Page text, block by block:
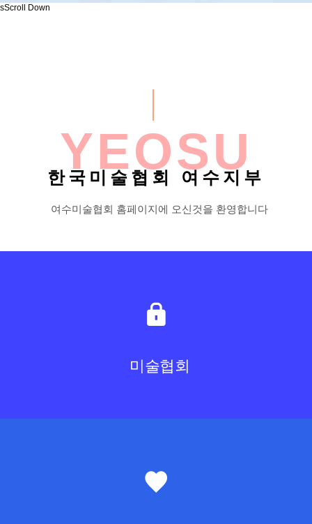
sScroll Down
한국미술협회 여수지부
YEOSU
여수미술협회 홈페이지에 오신것을 환영합니다
미술협회